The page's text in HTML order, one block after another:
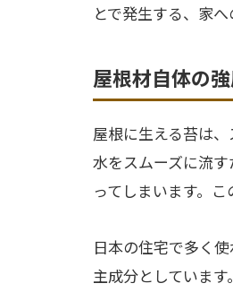
とで発生する、家
屋根材自体の
屋根に生える苔は
水をスムーズに流
ってしまいます。こ
日本の住宅で多く
主成分としていま